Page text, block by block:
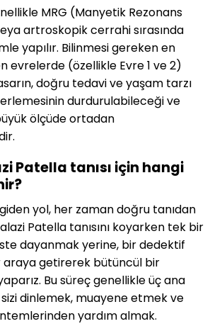
MRG (Manyetik Rezonans
artroskopik cerrahi sırasında
yapılır. Bilinmesi gereken en
evrelerde (özellikle Evre 1 ve 2)
doğru tedavi ve yaşam tarzı
durdurulabileceği ve
ölçüde ortadan
Patella tanısı için hangi
yol, her zaman doğru tanıdan
Patella tanısını koyarken tek bir
dayanmak yerine, bir dedektif
araya getirerek bütüncül bir
Bu süreç genellikle üç ana
dinlemek, muayene etmek ve
yardım almak.